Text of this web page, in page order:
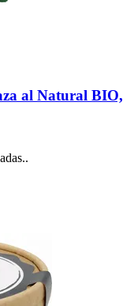
al Natural BIO,